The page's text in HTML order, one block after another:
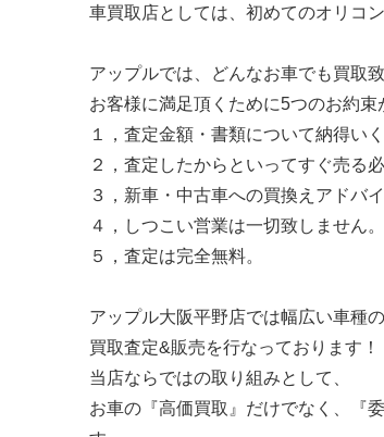
車買取店としては、初めてのオリコ
アップルでは、どんなお車でも買取致
お客様に満足頂くために5つのお約束
１，査定金額・書類について納得い
２，査定したからといってすぐ売る
３，新車・中古車への買換えアドバ
４，しつこい営業は一切致しません。
５，査定は完全無料。
アップル大阪平野店では幅広い車種の
買取査定&販売を行なっております！
当店ならではの取り組みとして、
お車の『高価買取』だけでなく、『